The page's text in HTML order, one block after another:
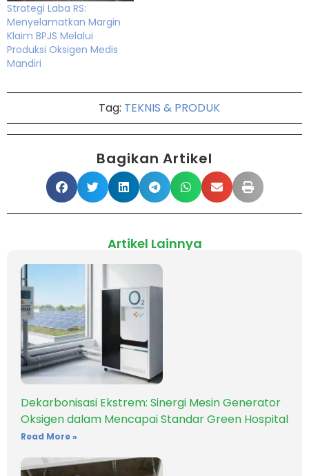
Strategi Laba RS:
Menyelamatkan Margin
Klaim BPJS Melalui
Produksi Oksigen Medis
Mandiri
Tag: TEKNIS & PRODUK
Bagikan Artikel
Artikel Lainnya
Dekarbonisasi Ekstrem: Sinergi Mesin Generator
Oksigen dalam Mencapai Standar Green Hospital
Read More »